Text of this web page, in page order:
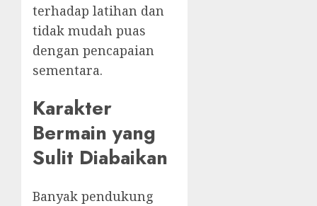
terhadap latihan dan
tidak mudah puas
dengan pencapaian
sementara.
Karakter
Bermain yang
Sulit Diabaikan
Banyak pendukung